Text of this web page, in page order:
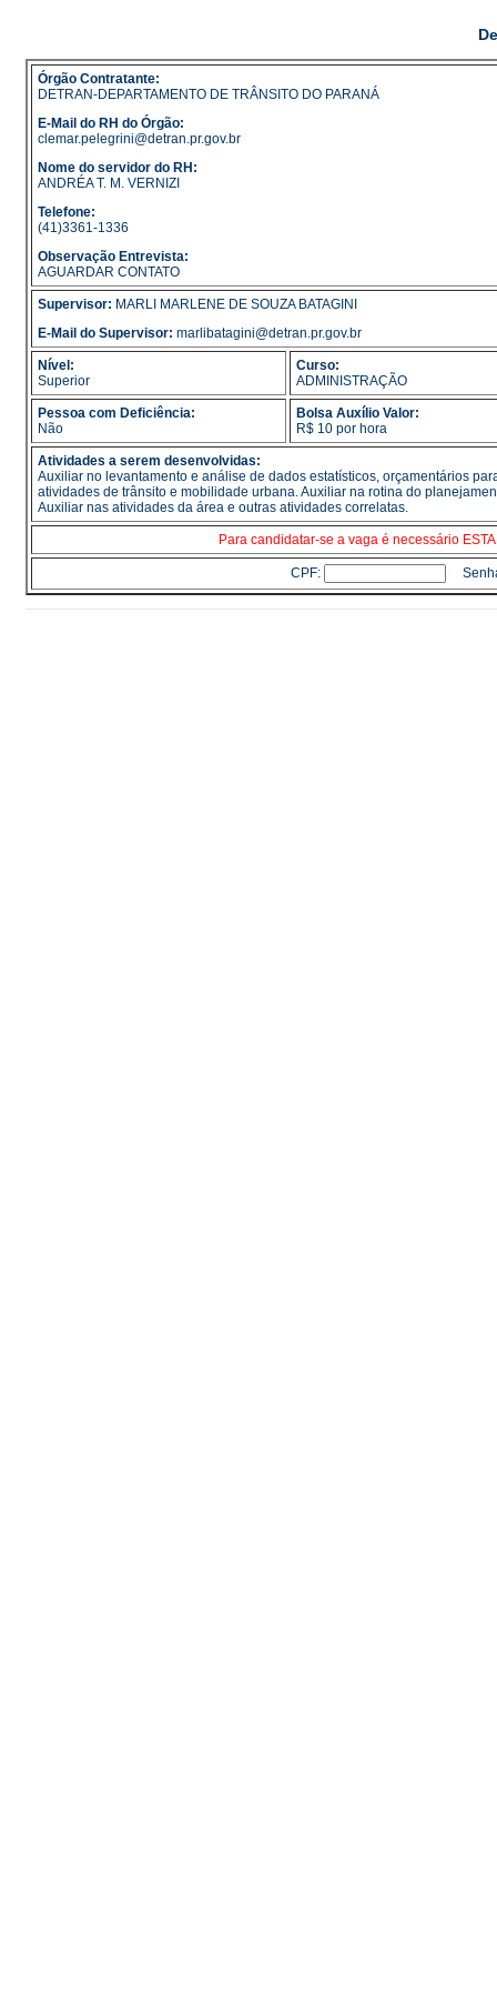
Órgão Contratante:
DETRAN-DEPARTAMENTO DE TRÂNSITO DO PARANÁ
E-Mail do RH do Órgão:
clemar.pelegrini@detran.pr.gov.br
Nome do servidor do RH:
ANDRÉA T. M. VERNIZI
Telefone:
(41)3361-1336
Observação Entrevista:
AGUARDAR CONTATO
Supervisor: MARLI MARLENE DE SOUZA BATAGINI
E-Mail do Supervisor: marlibatagini@detran.pr.gov.br
Nível:
Superior
Curso:
ADMINISTRAÇÃO
Pessoa com Deficiência:
Não
Bolsa Auxílio Valor:
R$ 10 por hora
Atividades a serem desenvolvidas:
Auxiliar no levantamento e análise de dados estatísticos, orçamentários
atividades de trânsito e mobilidade urbana. Auxiliar na rotina do
Auxiliar nas atividades da área e outras atividades correlatas.
Para candidatar-se a vaga é necessário
CPF: